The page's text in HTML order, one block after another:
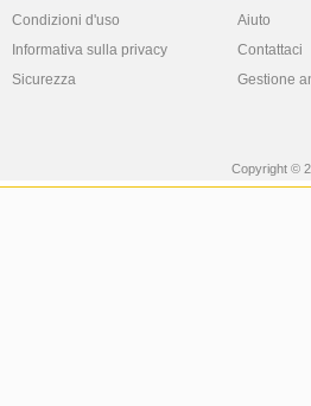
Condizioni d'uso
Informativa sulla privacy
Sicurezza
Aiuto
Contattaci
Gestione
Copyright ©